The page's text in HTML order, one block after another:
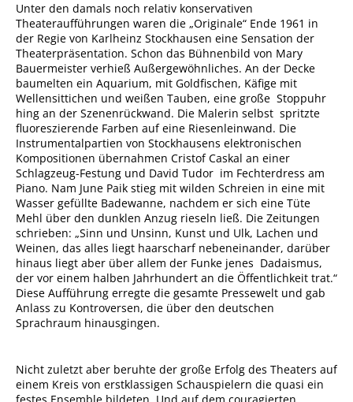
Unter den damals noch relativ konservativen
Theateraufführungen waren die „Originale“ Ende 1961 in
der Regie von Karlheinz Stockhausen eine Sensation der
Theaterpräsentation. Schon das Bühnenbild von Mary
Bauermeister verhieß Außergewöhnliches. An der Decke
baumelten ein Aquarium, mit Goldfischen, Käfige mit
Wellensittichen und weißen Tauben, eine große Stoppuhr
hing an der Szenenrückwand. Die Malerin selbst spritzte
fluoreszierende Farben auf eine Riesenleinwand. Die
Instrumentalpartien von Stockhausens elektronischen
Kompositionen übernahmen Cristof Caskal an einer
Schlagzeug-Festung und David Tudor im Fechterdress am
Piano. Nam June Paik stieg mit wilden Schreien in eine mit
Wasser gefüllte Badewanne, nachdem er sich eine Tüte
Mehl über den dunklen Anzug rieseln ließ. Die Zeitungen
schrieben: „Sinn und Unsinn, Kunst und Ulk, Lachen und
Weinen, das alles liegt haarscharf nebeneinander, darüber
hinaus liegt aber über allem der Funke jenes Dadaismus,
der vor einem halben Jahrhundert an die Öffentlichkeit trat.“
Diese Aufführung erregte die gesamte Pressewelt und gab
Anlass zu Kontroversen, die über den deutschen
Sprachraum hinausgingen.
Nicht zuletzt aber beruhte der große Erfolg des Theaters auf
einem Kreis von erstklassigen Schauspielern die quasi ein